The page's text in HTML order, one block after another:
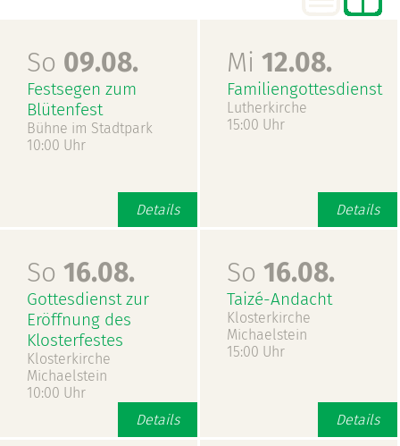
So 09.08.
Festsegen zum
Blütenfest
Bühne im Stadtpark
10:00 Uhr
Details
Mi 12.08.
Familiengottesdienst
Lutherkirche
15:00 Uhr
Details
So 16.08.
Gottesdienst zur
Eröffnung des
Klosterfestes
Klosterkirche
Michaelstein
10:00 Uhr
Details
So 16.08.
Taizé-Andacht
Klosterkirche
Michaelstein
15:00 Uhr
Details